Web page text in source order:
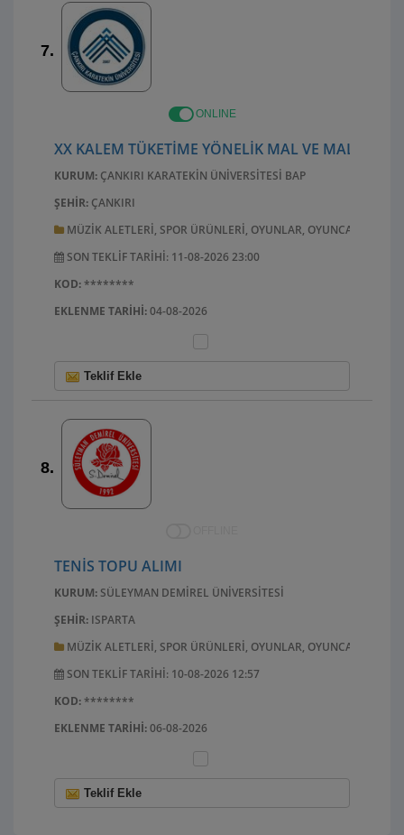
7.
ONLINE
XX KALEM TÜKETIME YÖNELIK MAL VE MALZEME
KURUM: ÇANKIRI KARATEKIN ÜNIVERSITESI BAP
ŞEHIR: ÇANKIRI
MÜZIK ALETLERI, SPOR ÜRÜNLERI, OYUNLAR, OYUNCAKLAR, EL
SON TEKLIF TARIHI: 11-08-2026 23:00
KOD:********
EKLENME TARIHI:04-08-2026
Teklif Ekle
8.
TENIS TOPU ALIMI
KURUM: SÜLEYMAN DEMIREL ÜNIVERSITESI
ŞEHIR: ISPARTA
MÜZIK ALETLERI, SPOR ÜRÜNLERI, OYUNLAR, OYUNCAKLAR, EL
SON TEKLIF TARIHI: 10-08-2026 12:57
KOD:********
EKLENME TARIHI:06-08-2026
Teklif Ekle